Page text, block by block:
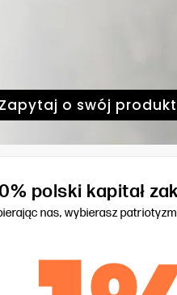
Zapytaj o swój produkt
polski kapitał
nas, wybierasz